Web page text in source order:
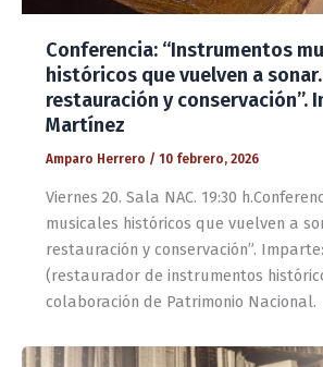
Conferencia: “Instrumentos
históricos que vuelven a
restauración y conservación”.
Martínez
Amparo Herrero / 10 febrero, 2026
Viernes 20. Sala NAC. 19:30
musicales históricos que vuelven a
restauración y conservación”.
(restaurador de instrumentos
colaboración de Patrimonio Nacional.